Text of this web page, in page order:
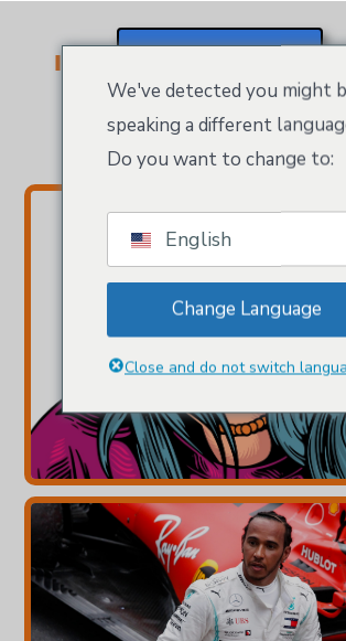
Tradenames &
Domains managed by
We've detected you might
speaking a different
Do you want to change to:
English
Change Language
Close and do not switch